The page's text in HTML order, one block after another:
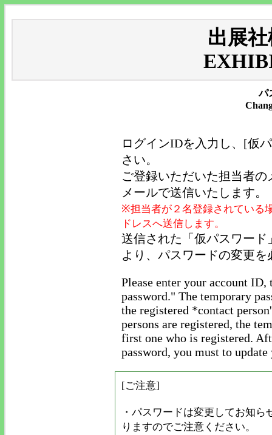
出展
パ
ログインIDを入力し、[仮
さい。
ご登録いただいた担当者
メールで送信いたします。
※担当者が２名登録されている
ドレスへ送信します。
送信された「仮パスワー
より、パスワードの変更
Please enter your account
password." The temporary
the registered *contact
persons are registered, the
first one who is registered.
password, you must to
[ご注意]
・パスワードは変更してお知
りますのでご注意ください。